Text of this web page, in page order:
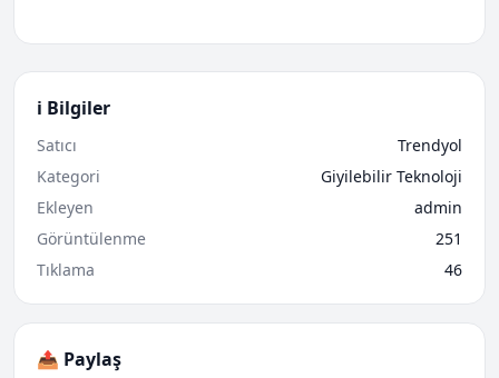
ℹ️ Bilgiler
Satıcı
Trendyol
Kategori
Giyilebilir Teknoloji
Ekleyen
admin
Görüntülenme
251
Tıklama
46
📤 Paylaş